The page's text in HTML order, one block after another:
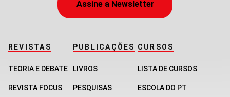
Assine a Newsletter
REVISTAS
TEORIA E DEBATE
REVISTA FOCUS
PUBLICAÇÕES
LIVROS
PESQUISAS
CURSOS
LISTA DE CURSOS
ESCOLA DO PT